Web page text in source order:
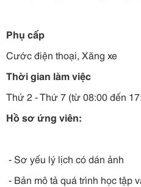
Phụ cấp
Cước điện thoại, Xăng xe
Thời gian làm việc
Thứ 2 - Thứ 7 (từ 08:00 đến
Hồ sơ ứng viên:
- Sơ yếu lý lịch có dán ảnh
- Bản mô tả quá trình học tập